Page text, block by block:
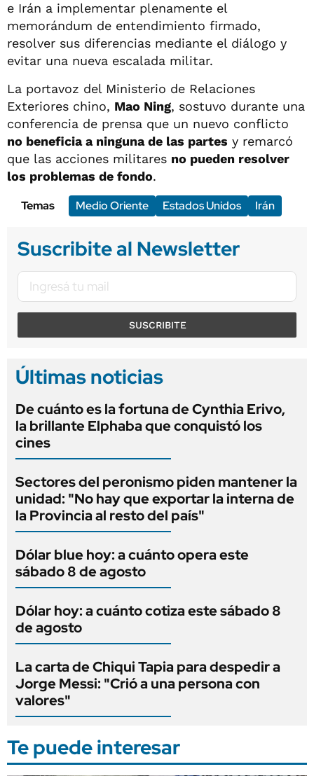
e Irán a implementar plenamente el
memorándum de entendimiento firmado,
resolver sus diferencias mediante el diálogo y
evitar una nueva escalada militar.
La portavoz del Ministerio de Relaciones
Exteriores chino, Mao Ning, sostuvo durante una
conferencia de prensa que un nuevo conflicto
no beneficia a ninguna de las partes y remarcó
que las acciones militares no pueden resolver
los problemas de fondo.
Temas
Medio Oriente Estados Unidos Irán
Suscribite al Newsletter
SUSCRIBITE
Últimas noticias
De cuánto es la fortuna de Cynthia Erivo,
la brillante Elphaba que conquistó los
cines
Sectores del peronismo piden mantener la
unidad: "No hay que exportar la interna de
la Provincia al resto del país"
Dólar blue hoy: a cuánto opera este
sábado 8 de agosto
Dólar hoy: a cuánto cotiza este sábado 8
de agosto
La carta de Chiqui Tapia para despedir a
Jorge Messi: "Crió a una persona con
valores"
Te puede interesar